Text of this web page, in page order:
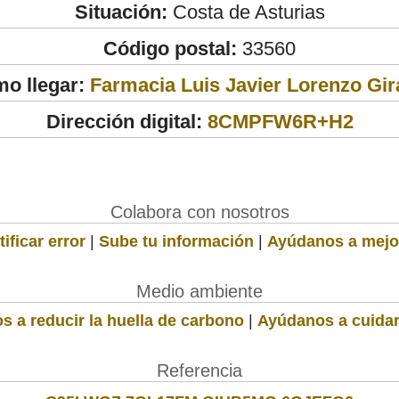
Situación: Costa de Asturias
Código postal: 33560
llegar: Farmacia Luis Javier Lorenzo
Dirección digital: 8CMPFW6R+H2
Colabora con nosotros
error | Sube tu información | Ayúdanos a
Medio ambiente
a reducir la huella de carbono | Ayúdanos a
Referencia